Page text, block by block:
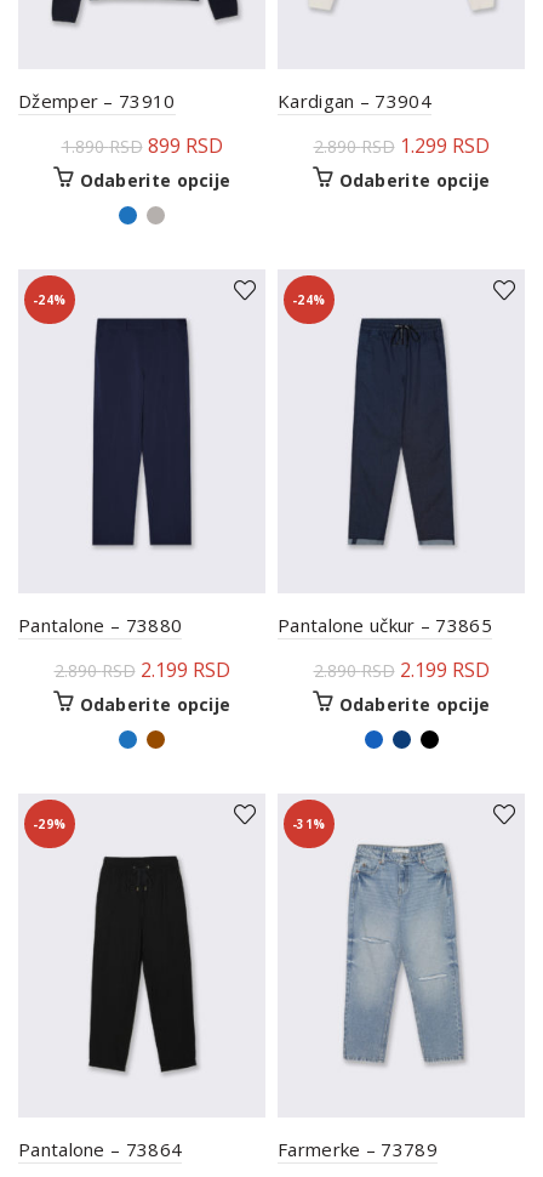
Džemper – 73910
1.890RSD 899 RSD
Odaberite opcije
Kardigan – 73904
2.890RSD 1.299 RSD
Odaberite opcije
-24%
Pantalone – 73880
2.890RSD 2.199 RSD
Odaberite opcije
-24%
Pantalone učkur – 73865
2.890RSD 2.199 RSD
Odaberite opcije
-29%
Pantalone – 73864
-31%
Farmerke – 73789